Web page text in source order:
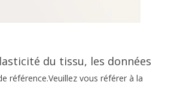
du tissu, les données
référence.Veuillez vous référer à la